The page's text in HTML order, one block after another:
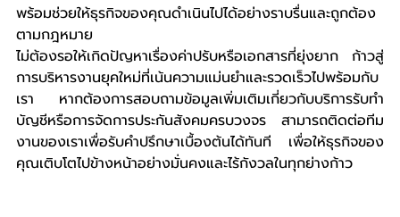
พร้อมช่วยให้ธุรกิจของคุณดำเนินไปได้อย่างราบรื่นและถูกต้อง
ตามกฎหมาย
ไม่ต้องรอให้เกิดปัญหาเรื่องค่าปรับหรือเอกสารที่ยุ่งยาก ก้าวสู่
การบริหารงานยุคใหม่ที่เน้นความแม่นยำและรวดเร็วไปพร้อมกับ
เรา หากต้องการสอบถามข้อมูลเพิ่มเติมเกี่ยวกับบริการรับทำ
บัญชีหรือการจัดการประกันสังคมครบวงจร สามารถติดต่อทีม
งานของเราเพื่อรับคำปรึกษาเบื้องต้นได้ทันที เพื่อให้ธุรกิจของ
คุณเติบโตไปข้างหน้าอย่างมั่นคงและไร้กังวลในทุกย่างก้าว